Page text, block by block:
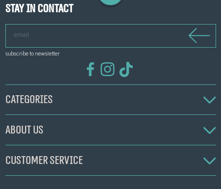
Stay in contact
subscribe to newsletter
Categories
About us
Customer service